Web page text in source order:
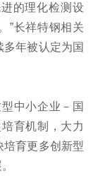
的理化检测设
”长祥特钢相关
年被认定为国
中小企业－国
育机制，大力
培育更多创新型